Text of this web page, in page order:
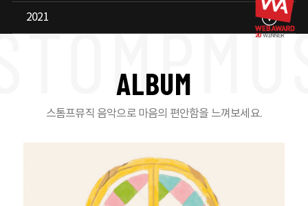
2021
ALBUM
스톰프뮤직 음악으로 마음의 편안함을 느껴보세요.